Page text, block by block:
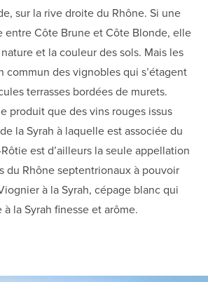
sur la rive droite du Rhône. Si une
entre Côte Brune et Côte Blonde, elle
et la couleur des sols. Mais les
commun des vignobles qui s’étagent
terrasses bordées de murets.
produit que des vins rouges issus
la Syrah à laquelle est associée du
est d’ailleurs la seule appellation
du Rhône septentrionaux à pouvoir
à la Syrah, cépage blanc qui
à la Syrah finesse et arôme.